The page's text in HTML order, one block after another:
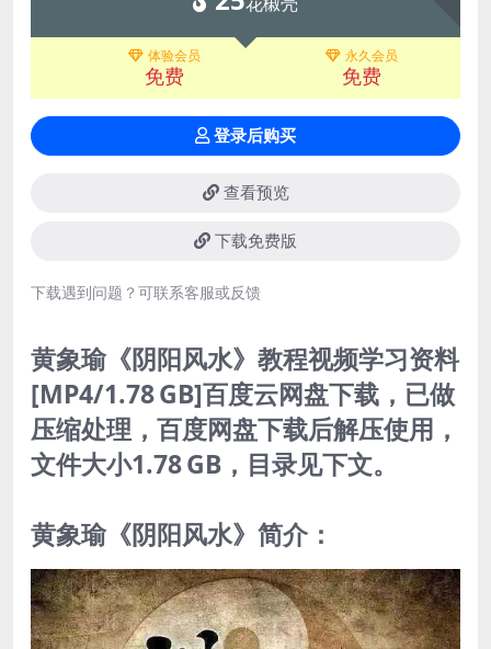
体验会员
免费
永久会员
免费
登录后购买
查看预览
下载免费版
下载遇到问题？可联系客服或反馈
黄象瑜《阴阳风水》教程视频学习资料
[MP4/1.78 GB]百度云网盘下载，已做
压缩处理，百度网盘下载后解压使用，
文件大小1.78 GB，目录见下文。
黄象瑜《阴阳风水》简介：